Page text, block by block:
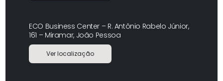
ECO Business Center – R. Antônio Rabelo Júnior,
161 – Miramar, João Pessoa
Ver localização